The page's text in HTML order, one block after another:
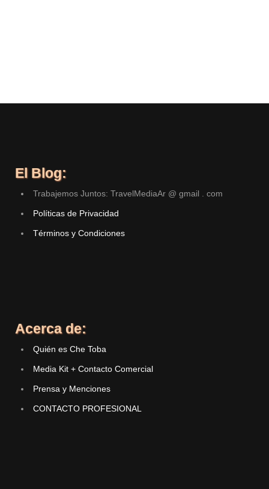
El Blog:
Trabajemos Juntos: TravelMediaAr @ gmail . com
Políticas de Privacidad
Términos y Condiciones
Acerca de:
Quién es Che Toba
Media Kit + Contacto Comercial
Prensa y Menciones
CONTACTO PROFESIONAL